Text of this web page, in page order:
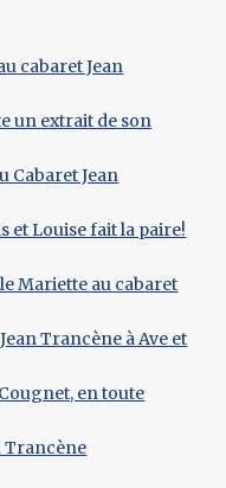
cabaret Jean
un extrait de son
Cabaret Jean
et Louise fait la paire!
Mariette au cabaret
Trancène à Ave et
en toute
Trancène